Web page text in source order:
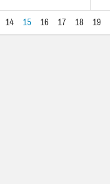
14 15 16 17 18 19